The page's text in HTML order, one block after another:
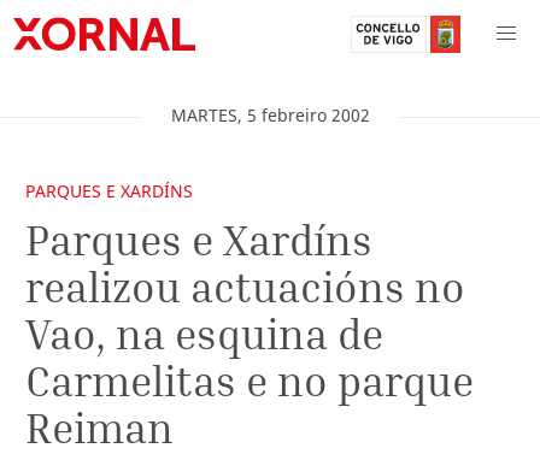
MARTES, 5 febreiro 2002
PARQUES E XARDÍNS
Parques e Xardíns
realizou actuacións no
Vao, na esquina de
Carmelitas e no parque
Reiman